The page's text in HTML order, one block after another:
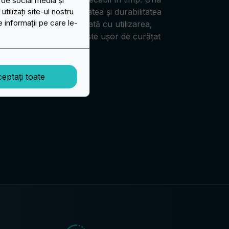
din piele este calitatea și durabilitatea
se îmbunătățește odată cu utilizarea,
acest material este ușor de curățat
orice moment.
site-ul nostru
informații pe care le-
toate